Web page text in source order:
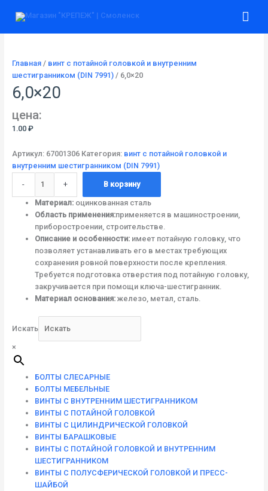
Главная/ винт с потайной головкой и внутренним
шестигранником (DIN 7991)/ 6,0×20
6,0×20
цена:
1.00 ₽
Артикул: 67001306 Категория: винт с потайной головкой и
внутренним шестигранником (DIN 7991)
-
товара
+ В корзину
Материал:оцинкованная сталь
Область применения:применяется в машиностроении,
приборостроении, строительстве.
Описание и особенности:имеет потайную головку, что
позволяет устанавливать его в местах требующих
сохранения ровной поверхности после крепления.
Требуется подготовка отверстия под потайную головку,
закручивается при помощи ключа-шестигранник.
Материал основания:железо, метал, сталь.
Искать
×
БОЛТЫ СЛЕСАРНЫЕ
БОЛТЫ МЕБЕЛЬНЫЕ
ВИНТЫ С ВНУТРЕННИМ ШЕСТИГРАННИКОМ
ВИНТЫ С ПОТАЙНОЙ ГОЛОВКОЙ
ВИНТЫ С ЦИЛИНДРИЧЕСКОЙ ГОЛОВКОЙ
ВИНТЫ БАРАШКОВЫЕ
ВИНТЫ С ПОТАЙНОЙ ГОЛОВКОЙ И ВНУТРЕННИМ
ШЕСТИГРАННИКОМ
ВИНТЫ С ПОЛУСФЕРИЧЕСКОЙ ГОЛОВКОЙ И ПРЕСС-
ШАЙБОЙ